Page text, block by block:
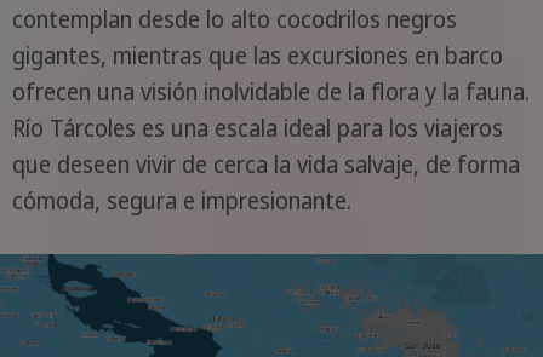
contemplan desde lo alto cocodrilos negros
gigantes, mientras que las excursiones en barco
ofrecen una visión inolvidable de la flora y la fauna.
Río Tárcoles es una escala ideal para los viajeros
que deseen vivir de cerca la vida salvaje, de forma
cómoda, segura e impresionante.